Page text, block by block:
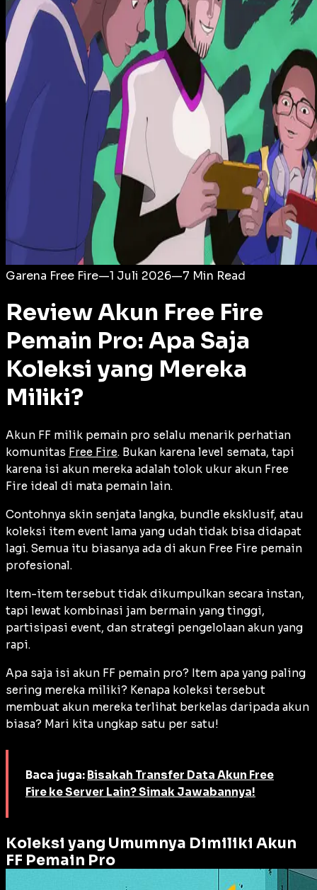
Login
Garena Free Fire—1 Juli 2026—7 Min Read
Review Akun Free Fire
Pemain Pro: Apa Saja
Koleksi yang Mereka
Miliki?
Akun FF milik pemain pro selalu menarik perhatian
komunitas Free Fire. Bukan karena level semata, tapi
karena isi akun mereka adalah tolok ukur akun Free
Fire ideal di mata pemain lain.
Contohnya skin senjata langka, bundle eksklusif, atau
koleksi item event lama yang udah tidak bisa didapat
lagi. Semua itu biasanya ada di akun Free Fire pemain
profesional.
Item-item tersebut tidak dikumpulkan secara instan,
tapi lewat kombinasi jam bermain yang tinggi,
partisipasi event, dan strategi pengelolaan akun yang
rapi.
Apa saja isi akun FF pemain pro? Item apa yang paling
sering mereka miliki? Kenapa koleksi tersebut
membuat akun mereka terlihat berkelas daripada akun
biasa? Mari kita ungkap satu per satu!
Baca juga: Bisakah Transfer Data Akun Free
Fire ke Server Lain? Simak Jawabannya!
Koleksi yang Umumnya Dimiliki Akun
FF Pemain Pro